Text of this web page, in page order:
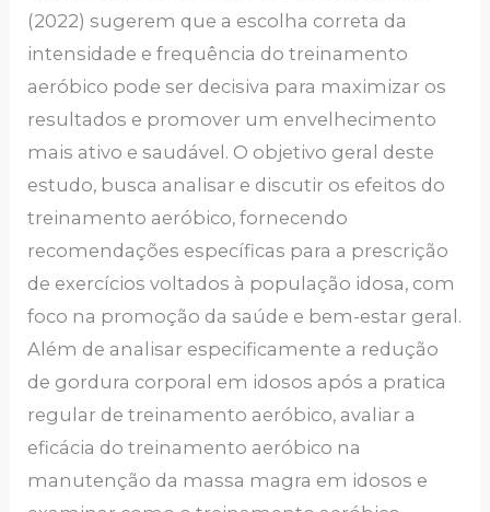
(2022) sugerem que a escolha correta da
intensidade e frequência do treinamento
aeróbico pode ser decisiva para maximizar os
resultados e promover um envelhecimento
mais ativo e saudável. O objetivo geral deste
estudo, busca analisar e discutir os efeitos do
treinamento aeróbico, fornecendo
recomendações específicas para a prescrição
de exercícios voltados à população idosa, com
foco na promoção da saúde e bem-estar geral.
Além de analisar especificamente a redução
de gordura corporal em idosos após a pratica
regular de treinamento aeróbico, avaliar a
eficácia do treinamento aeróbico na
manutenção da massa magra em idosos e